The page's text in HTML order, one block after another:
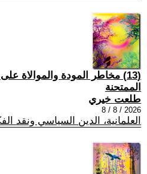
(13) مخاطر المودة والموالاة
الممتحنة
طلعت خيري
2026 / 8 / 8
العلمانية، الدين السياسي ونقد